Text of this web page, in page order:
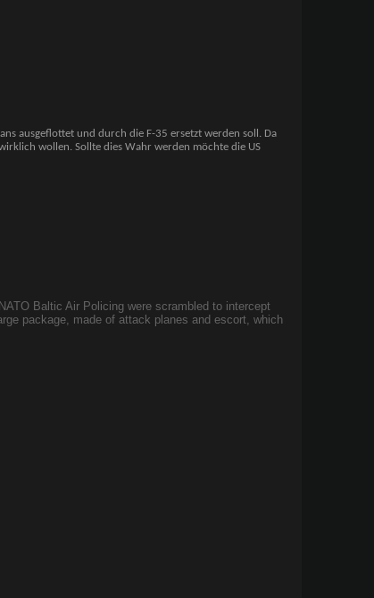
ausgeflottet und durch die F-35 ersetzt werden soll. Da
wollen. Sollte dies Wahr werden möchte die US
Baltic Air Policing were scrambled to intercept
package, made of attack planes and escort, which